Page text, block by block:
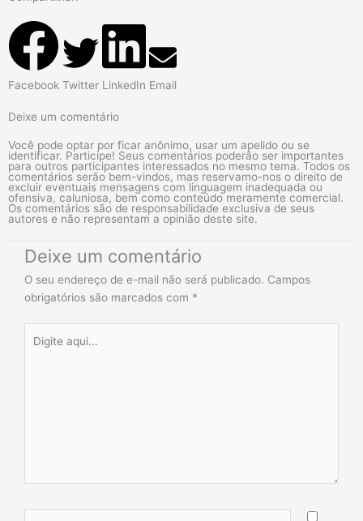
Facebook Twitter LinkedIn Email
Deixe um comentário
Você pode optar por ficar anônimo, usar um apelido ou se
identificar. Participe! Seus comentários poderão ser importantes
para outros participantes interessados no mesmo tema. Todos os
comentários serão bem-vindos, mas reservamo-nos o direito de
excluir eventuais mensagens com linguagem inadequada ou
ofensiva, caluniosa, bem como conteúdo meramente comercial.
Os comentários são de responsabilidade exclusiva de seus
autores e não representam a opinião deste site.
Deixe um comentário
O seu endereço de e-mail não será publicado. Campos
obrigatórios são marcados com *
aqui...